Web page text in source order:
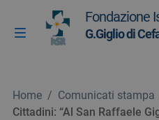
Vai ai contenuti
Vai al menu di
Vai al footer
Attiva / disattiva la
Fondazione
G.Giglio di
Home / Comunicati stampa
Cittadini: “Al San Raffaele